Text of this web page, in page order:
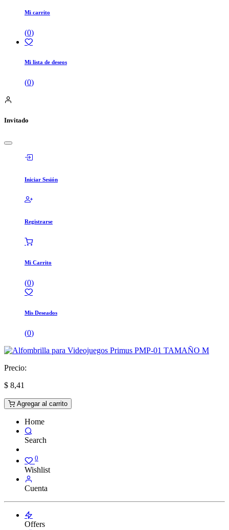
Mi carrito
(0)
Mi lista de deseos
(0)
Invitado
Iniciar Sesión
Registrarse
Mi Carrito
(0)
Mis Deseados
(0)
Precio:
$ 8,41
Agregar al carrito
Home
Search
0
Wishlist
Cuenta
Offers